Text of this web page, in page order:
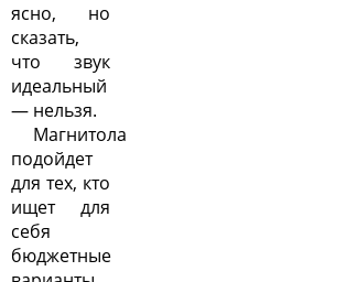
ясно, но
сказать,
что звук
идеальный
— нельзя.
Магнитола
подойдет
для тех, кто
ищет для
себя
бюджетные